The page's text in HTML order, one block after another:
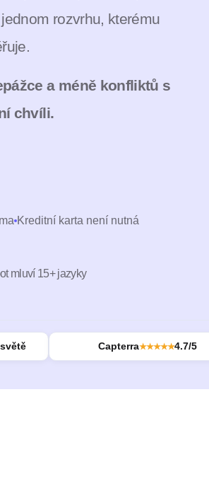
rozvrhu, kterému
a méně konfliktů s
chvíli.
Kreditní karta není nutná
mluví 15+ jazyky
Capterra★★★★★4.7/5